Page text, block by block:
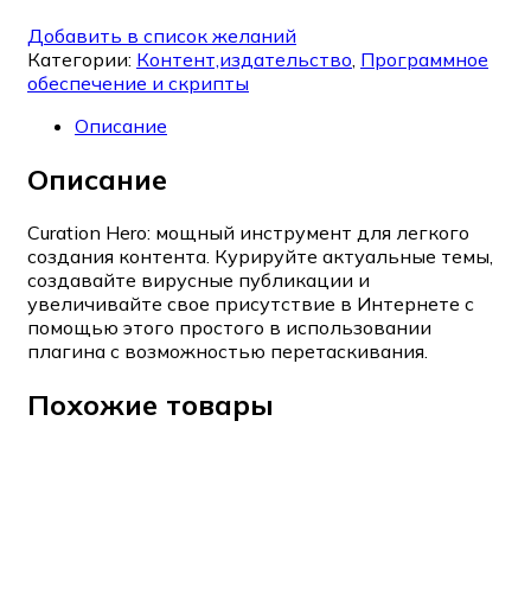
Добавить в список желаний
Категории: Контент,издательство, Программное
обеспечение и скрипты
Описание
Описание
Curation Hero: мощный инструмент для легкого
создания контента. Курируйте актуальные темы,
создавайте вирусные публикации и
увеличивайте свое присутствие в Интернете с
помощью этого простого в использовании
плагина с возможностью перетаскивания.
Похожие товары